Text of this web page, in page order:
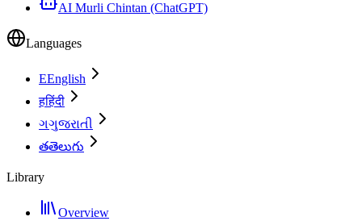
AI Murli Chintan (ChatGPT)
Languages
EEnglish
हहिंदी
ગગુજરાતી
తతెలుగు
Library
Overview